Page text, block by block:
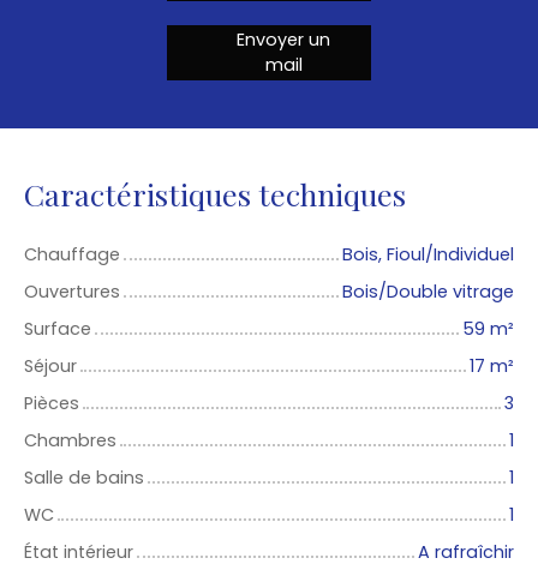
Envoyer un
mail
Caractéristiques techniques
Chauffage
Bois, Fioul/Individuel
Ouvertures
Bois/Double vitrage
Surface
59 m²
Séjour
17 m²
Pièces
3
Chambres
1
Salle de bains
1
WC
1
État intérieur
A rafraîchir